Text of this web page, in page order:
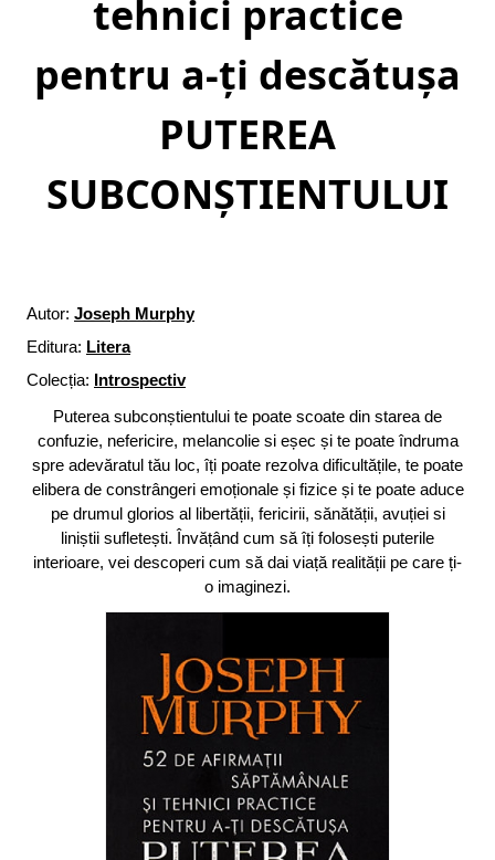
tehnici practice
pentru a-ți descătușa
PUTEREA
SUBCONȘTIENTULUI
Autor: Joseph Murphy
Editura: Litera
Colecția: Introspectiv
Puterea subconștientului te poate scoate din starea de
confuzie, nefericire, melancolie si eșec și te poate îndruma
spre adevăratul tău loc, îți poate rezolva dificultățile, te poate
elibera de constrângeri emoționale și fizice și te poate aduce
pe drumul glorios al libertății, fericirii, sănătății, avuției si
liniștii sufletești. Învățând cum să îți folosești puterile
interioare, vei descoperi cum să dai viață realității pe care ți-
o imaginezi.